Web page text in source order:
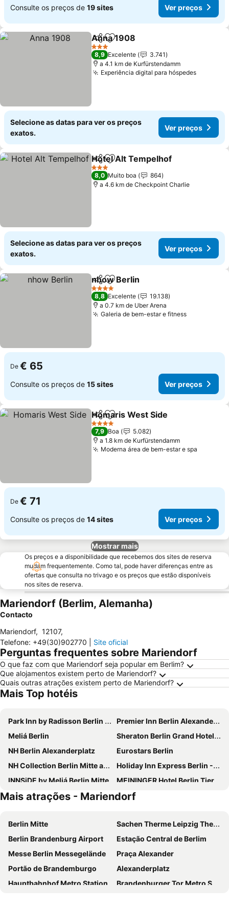
Consulte os preços de 19 sites Ver preços
PartilharAdicionar aos favoritos
Anna 1908
3 Estrelas
8,9 Excelente
3.741
a 4.1 km de Kurfürstendamm
Experiência digital para hóspedesVer
Selecione as datas para ver os preços
exatos.
Ver preços
PartilharAdicionar aos favoritos
Hotel Alt Tempelhof
3 Estrelas
8,0 Muito boa
864
a 4.6 km de Checkpoint Charlie
Selecione as datas para ver os preços
exatos.
Ver preços
PartilharAdicionar aos favoritos
nhow Berlin
4 Estrelas
8,8 Excelente
19.138
a 0.7 km de Uber Arena
Galeria de bem-estar e fitnessVer preços
De € 65
Consulte os preços de 15 sites Ver preços
PartilharAdicionar aos favoritos
Homaris West Side
4 Estrelas
7,9 Boa
5.082
a 1.8 km de Kurfürstendamm
Moderna área de bem-estar e spa
De € 71
Consulte os preços de 14 sites Ver preços
Mostrar mais
Os preços e a disponibilidade que recebemos dos sites de reserva
mudam frequentemente. Como tal, pode haver diferenças entre as
ofertas que consulta no trivago e os preços que estão disponíveis
nos sites de reserva.
Mariendorf (Berlim, Alemanha)
Contacto
Mariendorf, 12107,
Telefone: +49(30)902770 Site oficial
Perguntas frequentes sobre Mariendorf
O que faz com que Mariendorf seja popular em Berlim?
Que alojamentos existem perto de Mariendorf?
Quais outras atrações existem perto de Mariendorf?
Mais Top hotéis
Park Inn by Radisson Berlin Alexanderplatz
Premier Inn Berlin Alexanderplatz hotel
Meliá Berlin
Sheraton Berlin Grand Hotel Esplanade
NH Berlin Alexanderplatz
Eurostars Berlin
NH Collection Berlin Mitte am Checkpoint Charlie
Holiday Inn Express Berlin - Alexanderplatz By Ihg
INNSiDE by Meliá Berlin Mitte
MEININGER Hotel Berlin Tiergarten
MEININGER Hotel Berlin Hauptbahnhof
H2 Berlin-Alexanderplatz
a&o Berlin Hauptbahnhof
Hotel Riu Plaza Berlin
Pestana Berlin Tiergarten
MEININGER Hotel Berlin East Side Gallery
Garner Hotel Berlin - Gendarmenmarkt By Ihg
Hotel Aldea Berlin Centrum
Garner Hotel Berlin - Wilmersdorf By Ihg
Premier Inn Berlin City Spittelmarkt hotel
MEININGER Hotel Berlin Airport
NH Collection Berlin Mitte Friedrichstrasse
Mais atrações - Mariendorf
Berlin Mitte
Sachen Therme Leipzig Thermal Spa
Berlin Brandenburg Airport
Estação Central de Berlim
Messe Berlin Messegelände
Praça Alexander
Portão de Brandemburgo
Alexanderplatz
Hauptbahnhof Metro Station
Brandenburger Tor Metro Station